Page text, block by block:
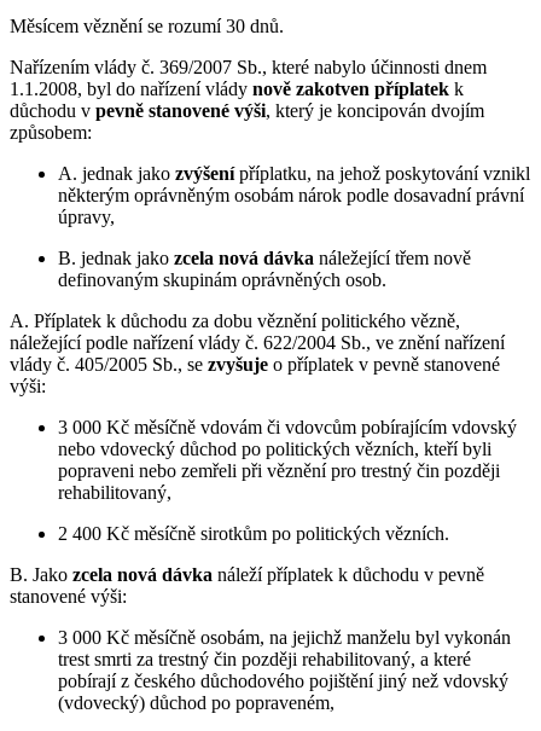
Měsícem věznění se rozumí 30 dnů.
Nařízením vlády č. 369/2007 Sb., které nabylo účinnosti dnem
1.1.2008, byl do nařízení vlády nově zakotven příplatek k
důchodu v pevně stanovené výši, který je koncipován dvojím
způsobem:
A. jednak jako zvýšenípříplatku, na jehož poskytování vznikl
některým oprávněným osobám nárok podle dosavadní právní
úpravy,
B. jednak jako zcela nová dávka náležející třem nově
definovaným skupinám oprávněných osob.
A. Příplatek k důchodu za dobu věznění politického vězně,
náležející podle nařízení vlády č. 622/2004 Sb., ve znění nařízení
vlády č. 405/2005 Sb., se zvyšuje o příplatek v pevně stanovené
výši:
3 000 Kč měsíčně vdovám či vdovcům pobírajícím vdovský
nebo vdovecký důchod po politických vězních, kteří byli
popraveni nebo zemřeli při věznění pro trestný čin později
rehabilitovaný,
2 400 Kč měsíčně sirotkům po politických vězních.
B. Jako zcela nová dávka náleží příplatek k důchodu v pevně
stanovené výši:
3 000 Kč měsíčně osobám, na jejichž manželu byl vykonán
trest smrti za trestný čin později rehabilitovaný, a které
pobírají z českého důchodového pojištění jiný než vdovský
(vdovecký) důchod po popraveném,